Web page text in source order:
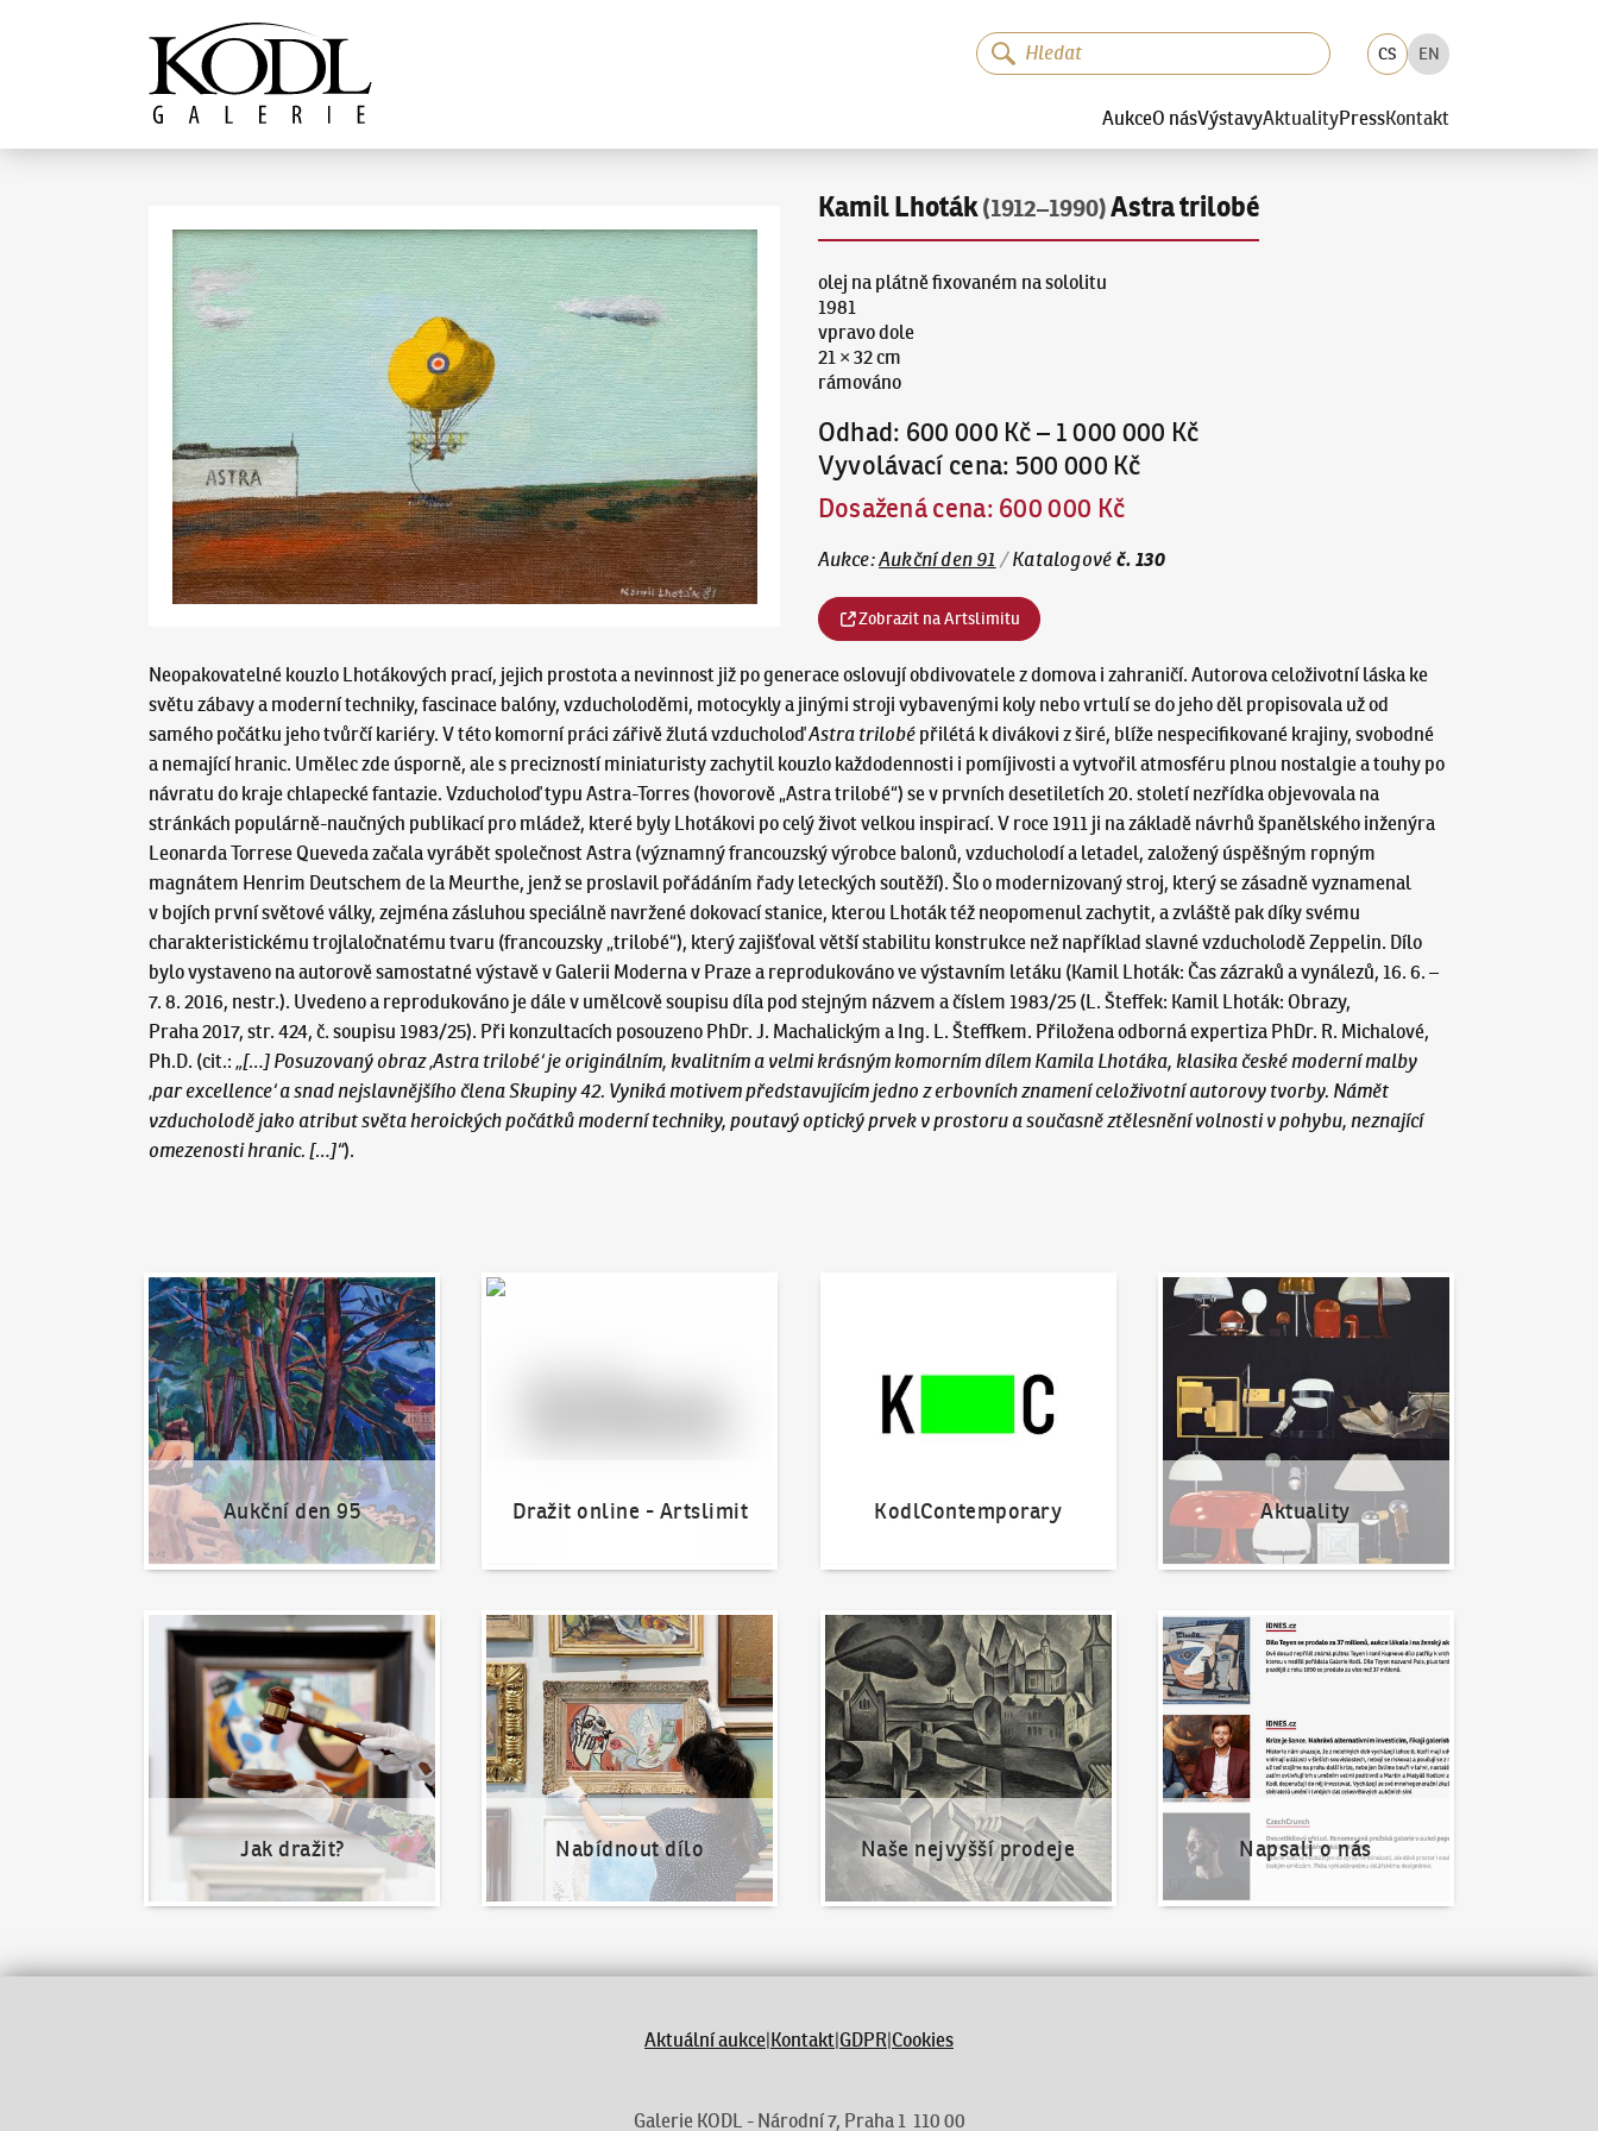
Galerie KODL
CS EN
AukceO násVýstavyAktualityPressKontakt
Kamil Lhoták(1912–1990)Astra trilobé
olej na plátně fixovaném na sololitu
1981
vpravo dole
21 × 32 cm
rámováno
Odhad: 600 000 Kč– 1 000 000 Kč
Vyvolávací cena: 500 000 Kč
Dosažená cena: 600 000 Kč
Aukce:Aukční den 91 /Katalogové č.130
Zobrazit na Artslimitu
Neopakovatelné kouzlo Lhotákových prací, jejich prostota a nevinnost již po generace oslovují obdivovatele z domova i zahraničí. Autorova celoživotní láska ke
světu zábavy a moderní techniky, fascinace balóny, vzducholoděmi, motocykly a jinými stroji vybavenými koly nebo vrtulí se do jeho děl propisovala už od
samého počátku jeho tvůrčí kariéry. V této komorní práci zářivě žlutá vzducholoďAstra trilobé přilétá k divákovi z širé, blíže nespecifikované krajiny, svobodné
a nemající hranic. Umělec zde úsporně, ale s precizností miniaturisty zachytil kouzlo každodennosti i pomíjivosti a vytvořil atmosféru plnou nostalgie a touhy po
návratu do kraje chlapecké fantazie. Vzducholoď typu Astra-Torres (hovorově „Astra trilobé“) se v prvních desetiletích 20. století nezřídka objevovala na
stránkách populárně-naučných publikací pro mládež, které byly Lhotákovi po celý život velkou inspirací. V roce 1911 ji na základě návrhů španělského inženýra
Leonarda Torrese Queveda začala vyrábět společnost Astra (významný francouzský výrobce balonů, vzducholodí a letadel, založený úspěšným ropným
magnátem Henrim Deutschem de la Meurthe, jenž se proslavil pořádáním řady leteckých soutěží). Šlo o modernizovaný stroj, který se zásadně vyznamenal
v bojích první světové války, zejména zásluhou speciálně navržené dokovací stanice, kterou Lhoták též neopomenul zachytit, a zvláště pak díky svému
charakteristickému trojlaločnatému tvaru (francouzsky „trilobé“), který zajišťoval větší stabilitu konstrukce než například slavné vzducholodě Zeppelin. Dílo
bylo vystaveno na autorově samostatné výstavě v Galerii Moderna v Praze a reprodukováno ve výstavním letáku (Kamil Lhoták: Čas zázraků a vynálezů, 16. 6. –
7. 8. 2016, nestr.). Uvedeno a reprodukováno je dále v umělcově soupisu díla pod stejným názvem a číslem 1983/25 (L. Šteffek: Kamil Lhoták: Obrazy,
Praha 2017, str. 424, č. soupisu 1983/25). Při konzultacích posouzeno PhDr. J. Machalickým a Ing. L. Šteffkem. Přiložena odborná expertiza PhDr. R. Michalové,
Ph.D. (cit.:„[…] Posuzovaný obraz ‚Astra trilobé‘ je originálním, kvalitním a velmi krásným komorním dílem Kamila Lhotáka, klasika české moderní malby
‚par excellence‘ a snad nejslavnějšího člena Skupiny 42. Vyniká motivem představujícím jedno z erbovních znamení celoživotní autorovy tvorby. Námět
vzducholodě jako atribut světa heroických počátků moderní techniky, poutavý optický prvek v prostoru a současně ztělesnění volnosti v pohybu, neznající
omezenosti hranic. […]“).
Aukční den 95
Aukční den 95
Dražit online - Artslimit
Dražit online - Artslimit
KodlContemporary Aktuality
Aktuality
Jak dražit?
Jak dražit?
Nabídnout dílo
Nabídnout dílo
Naše nejvyšší prodeje
Naše nejvyšší prodeje
Napsali o nás
Napsali o nás
Aktuální aukce|Kontakt|GDPR|Cookies
Galerie KODL - Národní 7, Praha 1 110 00